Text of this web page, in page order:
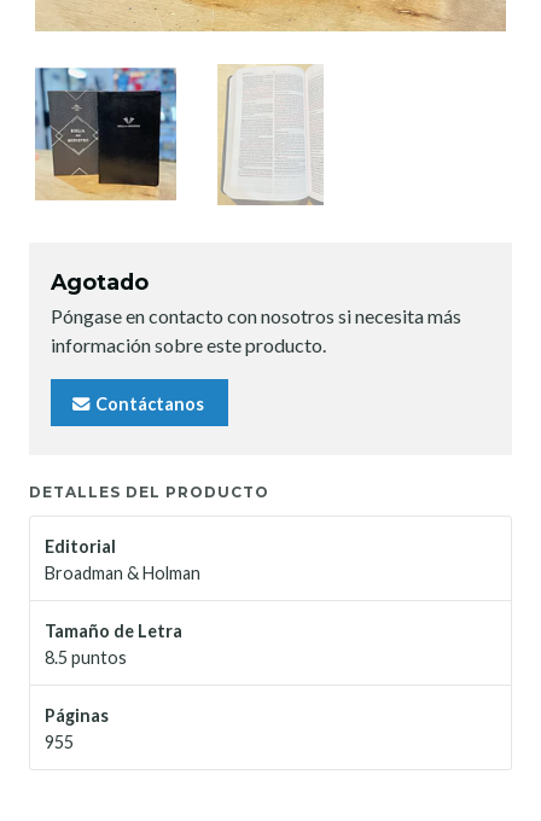
Agotado
Póngase en contacto con nosotros si necesita más
información sobre este producto.
Contáctanos
DETALLES DEL PRODUCTO
Editorial
Broadman & Holman
Tamaño de Letra
8.5 puntos
Páginas
955